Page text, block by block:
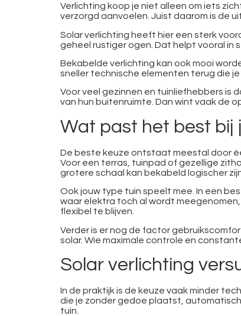
Verlichting koop je niet alleen om iets
verzorgd aanvoelen. Juist daarom is de
Solar verlichting heeft hier een sterk
geheel rustiger ogen. Dat helpt vooral in
Bekabelde verlichting kan ook mooi
sneller technische elementen terug die je
Voor veel gezinnen en tuinliefhebbers is
van hun buitenruimte. Dan wint vaak de
Wat past het best bij
De beste keuze ontstaat meestal door
Voor een terras, tuinpad of gezellige
grotere schaal kan bekabeld logischer
Ook jouw type tuin speelt mee. In een
waar elektra toch al wordt meegenomen,
flexibel te blijven.
Verder is er nog de factor
solar. Wie maximale controle en
Solar verlichting
In de praktijk is de keuze vaak minder
die je zonder gedoe plaatst,
tuin.